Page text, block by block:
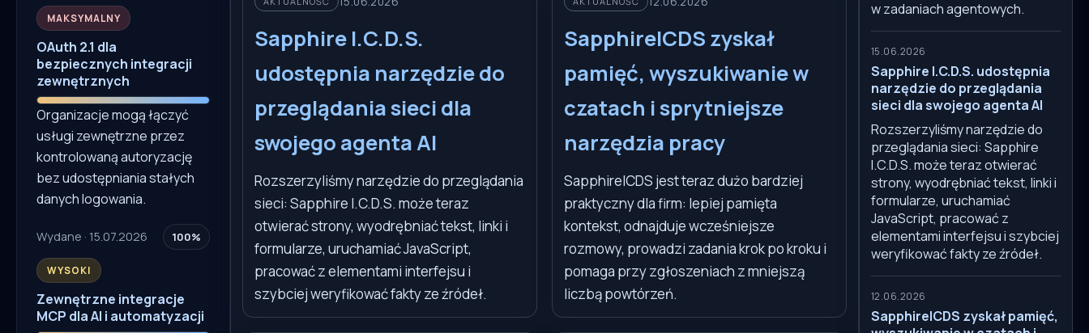
MAKSYMALNY
OAuth 2.1 dla
bezpiecznych integracji
zewnętrznych
Organizacje mogą łączyć
usługi zewnętrzne przez
kontrolowaną autoryzację
bez udostępniania stałych
danych logowania.
Wydane · 15.07.2026 100%
WYSOKI
Zewnętrzne integracje
MCP dla AI i automatyzacji
Sapphire I.C.D.S.
udostępnia narzędzie do
przeglądania sieci dla
swojego agenta AI
Rozszerzyliśmy narzędzie do przeglądania
sieci: Sapphire I.C.D.S. może teraz
otwierać strony, wyodrębniać tekst, linki i
formularze, uruchamiać JavaScript,
pracować z elementami interfejsu i
szybciej weryfikować fakty ze źródeł.
SapphireICDS zyskał
pamięć, wyszukiwanie w
czatach i sprytniejsze
narzędzia pracy
SapphireICDS jest teraz dużo bardziej
praktyczny dla firm: lepiej pamięta
kontekst, odnajduje wcześniejsze
rozmowy, prowadzi zadania krok po kroku i
pomaga przy zgłoszeniach z mniejszą
liczbą powtórzeń.
w zadaniach agentowych.
15.06.2026
Sapphire I.C.D.S. udostępnia
narzędzie do przeglądania
sieci dla swojego agenta AI
Rozszerzyliśmy narzędzie do
przeglądania sieci: Sapphire
I.C.D.S. może teraz otwierać
strony, wyodrębniać tekst, linki i
formularze, uruchamiać
JavaScript, pracować z
elementami interfejsu i szybciej
weryfikować fakty ze źródeł.
12.06.2026
SapphireICDS zyskał pamięć,